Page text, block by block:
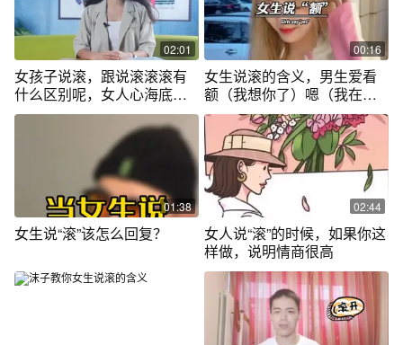
02:01
女孩子说滚，跟说滚滚滚有
什么区别呢，女人心海底
针，快戳。
00:16
女生说滚的含义，男生爱看
额（我想你了）嗯（我在乎
你）嗯哼
01:38
女生说“滚”该怎么回复？
02:44
女人说“滚”的时候，如果你这
样做，说明情商很高